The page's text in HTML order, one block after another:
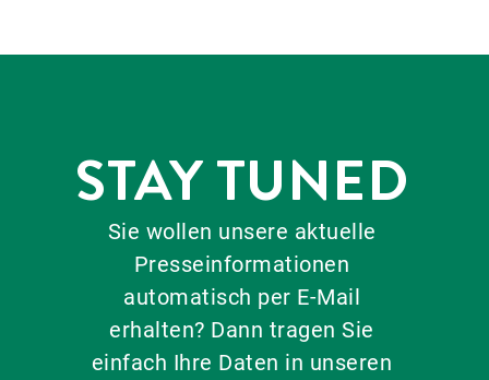
STAY TUNED
Sie wollen unsere aktuelle
Presseinformationen
automatisch per E-Mail
erhalten? Dann tragen Sie
einfach Ihre Daten in unseren